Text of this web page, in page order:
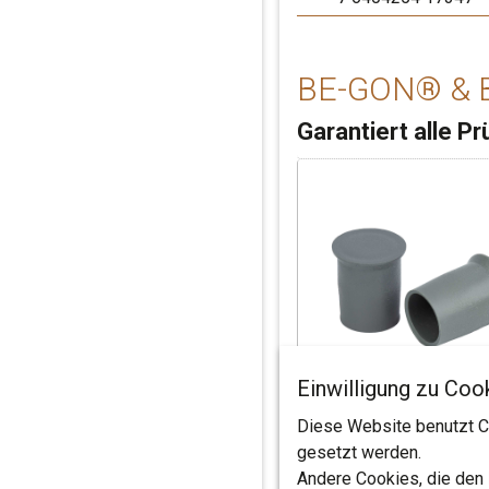
BE-GON® &
Garantiert alle
Artikelnummer
EAN Code
Sortiere absteigend
Artikelnummer
EAN Code
A 3601202 20
Einwilligung zu
Diese Website benutzt
gesetzt werden.
Andere Cookies, die